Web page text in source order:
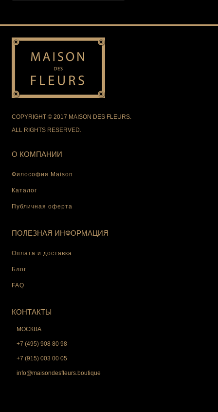
COPYRIGHT © 2017 MAISON DES FLEURS.
ALL RIGHTS RESERVED.
О КОМПАНИИ
Философия Maison
Каталог
Публичная оферта
ПОЛЕЗНАЯ ИНФОРМАЦИЯ
Оплата и доставка
Блог
FAQ
КОНТАКТЫ
МОСКВА
+7 (495) 908 80 98
+7 (915) 003 00 05
info@maisondesfleurs.boutique